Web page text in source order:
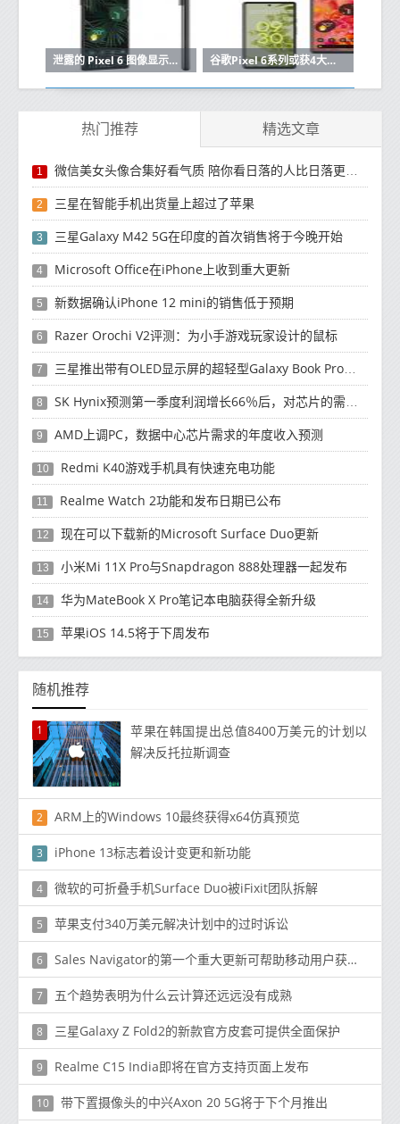
泄露的 Pixel 6 图像显示了相机凹凸、颜色变化等 谷歌Pixel 6系列或获4大安卓更新 5年安全更新
热门推荐 精选文章
1 微信美女头像合集好看气质 陪你看日落的人比日落更浪漫
2 三星在智能手机出货量上超过了苹果
3 三星Galaxy M42 5G在印度的首次销售将于今晚开始
4 Microsoft Office在iPhone上收到重大更新
5 新数据确认iPhone 12 mini的销售低于预期
6 Razer Orochi V2评测：为小手游戏玩家设计的鼠标
7 三星推出带有OLED显示屏的超轻型Galaxy Book Pro和Galaxy Book Pro 360笔记本电脑
8 SK Hynix预测第一季度利润增长66％后，对芯片的需求将增强
9 AMD上调PC，数据中心芯片需求的年度收入预测
10 Redmi K40游戏手机具有快速充电功能
11 Realme Watch 2功能和发布日期已公布
12 现在可以下载新的Microsoft Surface Duo更新
13 小米Mi 11X Pro与Snapdragon 888处理器一起发布
14 华为MateBook X Pro笔记本电脑获得全新升级
15 苹果iOS 14.5将于下周发布
随机推荐
1
苹果在韩国提出总值8400万美元的计划以
解决反托拉斯调查
2 ARM上的Windows 10最终获得x64仿真预览
3 iPhone 13标志着设计变更和新功能
4 微软的可折叠手机Surface Duo被iFixit团队拆解
5 苹果支付340万美元解决计划中的过时诉讼
6 Sales Navigator的第一个重大更新可帮助移动用户获得新的潜在客户
7 五个趋势表明为什么云计算还远远没有成熟
8 三星Galaxy Z Fold2的新款官方皮套可提供全面保护
9 Realme C15 India即将在官方支持页面上发布
10 带下置摄像头的中兴Axon 20 5G将于下个月推出